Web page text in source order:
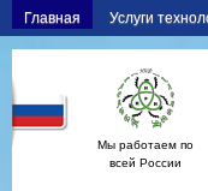
Главная Услуги
Мы работаем по
всей России